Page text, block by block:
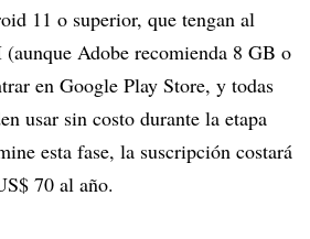
11 o superior, que tengan al
Adobe recomienda 8 GB o
en Google Play Store, y todas
usar sin costo durante la etapa
esta fase, la suscripción costará
70 al año.